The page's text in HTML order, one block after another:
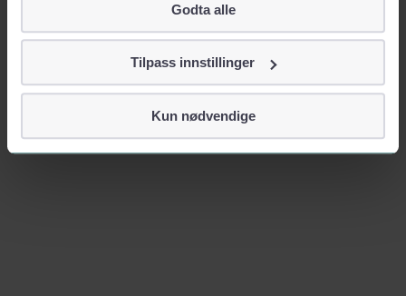
Googles retningslinjer for personvern
Vi tar ditt personvern på alvor
identifiserer deg, som navn eller telefonnummer.
Godta alle
Tilpass innstillinger
Kun nødvendige